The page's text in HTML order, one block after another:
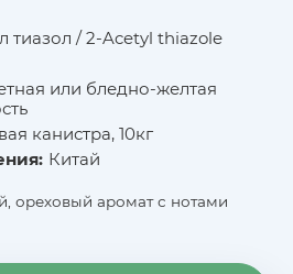
тиазол / 2-Acetyl thiazole
или бледно-желтая
канистра, 10кг
Китай
ореховый аромат с нотами